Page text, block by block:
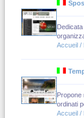
Accueil /
Propone
ordinati
Accueil /